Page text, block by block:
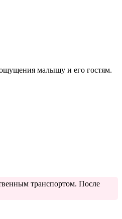
малышу и его гостям.
транспортом. После